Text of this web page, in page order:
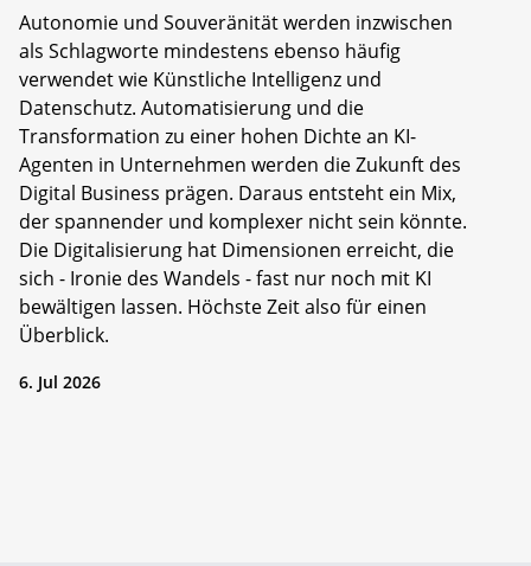
Autonomie und Souveränität werden inzwischen
als Schlagworte mindestens ebenso häufig
verwendet wie Künstliche Intelligenz und
Datenschutz. Automatisierung und die
Transformation zu einer hohen Dichte an KI-
Agenten in Unternehmen werden die Zukunft des
Digital Business prägen. Daraus entsteht ein Mix,
der spannender und komplexer nicht sein könnte.
Die Digitalisierung hat Dimensionen erreicht, die
sich - Ironie des Wandels - fast nur noch mit KI
bewältigen lassen. Höchste Zeit also für einen
Überblick.
6. Jul 2026